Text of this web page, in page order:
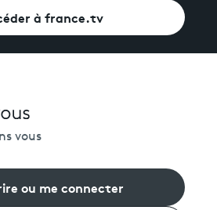
à france.tv
vous
ou me connecter